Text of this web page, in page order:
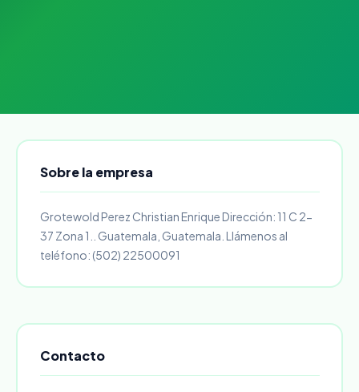
Sobre la empresa
Grotewold Perez Christian Enrique Dirección: 11 C 2-
37 Zona 1.. Guatemala, Guatemala. Llámenos al
teléfono: (502) 22500091
Contacto